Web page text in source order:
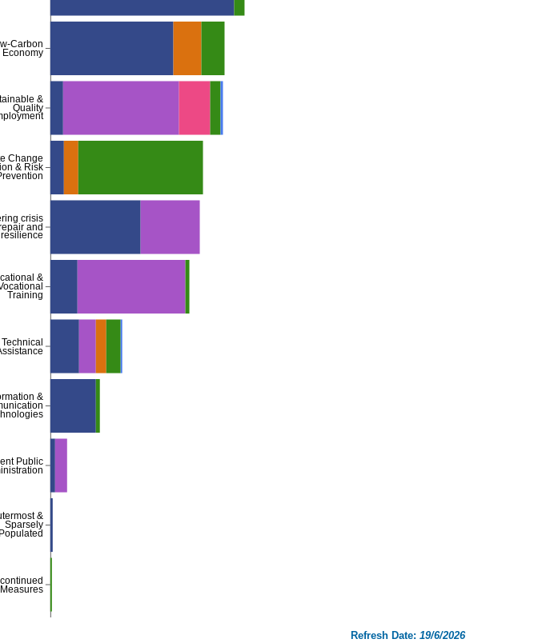
Measures
&
Sparsely
Populated
Public
&
Technical
&
Training
crisis
and
resilience
Change
& Risk
&
Quality
Carbon
Economy
Refresh Date: 19/6/2026